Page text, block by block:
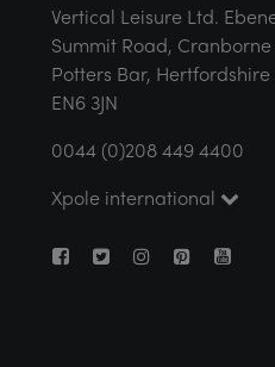
Vertical Leisure Ltd.
Summit Road,
Potters Bar, Hertfordshire
EN6 3JN
0044 (0)208 449 4400
Xpole international